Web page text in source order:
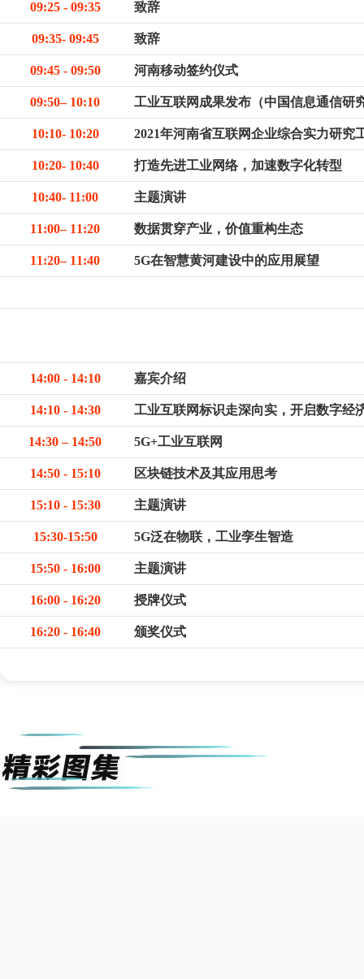
09:25 - 09:35 致辞
09:35- 09:45 致辞
09:45 - 09:50 河南移动签约仪式
09:50– 10:10 工业互联网成果发布（中国信息通信研
10:10- 10:20 2021年河南省互联网企业综合实力研究
10:20- 10:40 打造先进工业网络，加速数字化转型
10:40- 11:00 主题演讲
11:00– 11:20 数据贯穿产业，价值重构生态
11:20– 11:40 5G在智慧黄河建设中的应用展望
14:00 - 14:10 嘉宾介绍
14:10 - 14:30 工业互联网标识走深向实，开启数字经
14:30 – 14:50 5G+工业互联网
14:50 - 15:10 区块链技术及其应用思考
15:10 - 15:30 主题演讲
15:30-15:50 5G泛在物联，工业孪生智造
15:50 - 16:00 主题演讲
16:00 - 16:20 授牌仪式
16:20 - 16:40 颁奖仪式